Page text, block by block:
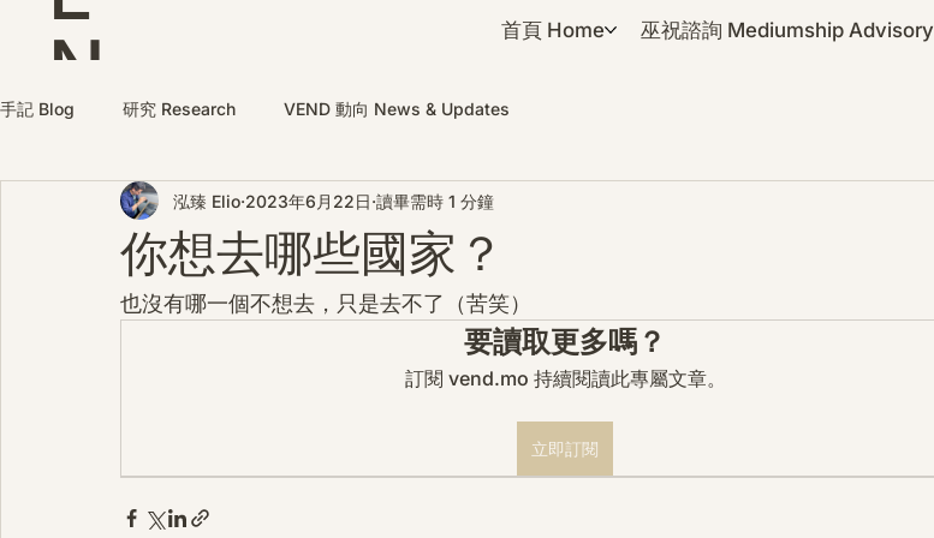
N
D
首頁 Home 巫祝諮詢 Mediumship Advisory
手記 Blog 研究 Research VEND 動向 News & Updates
你想去哪些國家？
泓臻 Elio 2023年6月22日 讀畢需時 1 分鐘
也沒有哪一個不想去，只是去不了（苦笑）
要讀取更多嗎？
訂閱 vend.mo 持續閱讀此專屬文章。
立即訂閱